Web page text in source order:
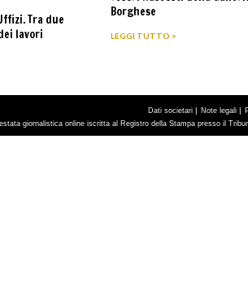
Tra due
lavori
Borghese
LEGGI TUTTO >
Dati societari | Note legali |
giornalistica online iscritta al Registro della Stampa presso il